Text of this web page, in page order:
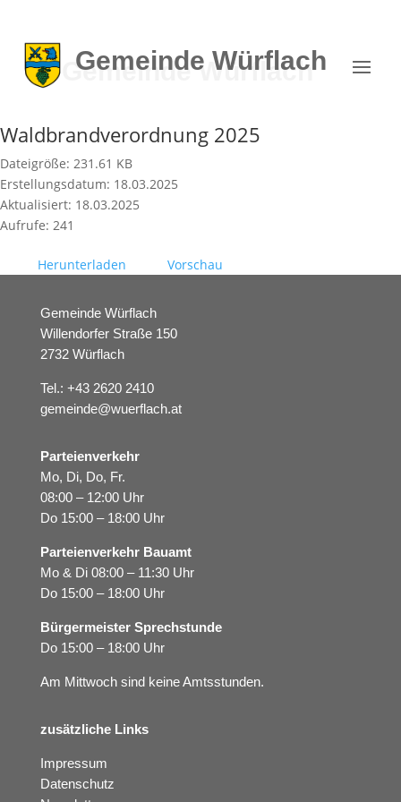
Gemeinde Würflach
Waldbrandverordnung 2025
Dateigröße: 231.61 KB
Erstellungsdatum: 18.03.2025
Aktualisiert: 18.03.2025
Aufrufe: 241
Herunterladen Vorschau
Gemeinde Würflach
Willendorfer Straße 150
2732 Würflach
Tel.: +43 2620 2410
gemeinde@wuerflach.at
Parteienverkehr
Mo, Di, Do, Fr.
08:00 – 12:00 Uhr
Do 15:00 – 18:00 Uhr
Parteienverkehr Bauamt
Mo & Di 08:00 – 11:30 Uhr
Do 15:00 – 18:00 Uhr
Bürgermeister Sprechstunde
Do 15:00 – 18:00 Uhr
Am Mittwoch sind keine Amtsstunden.
zusätzliche Links
Impressum
Datenschutz